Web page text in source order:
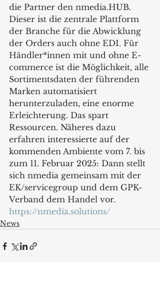
die Partner den nmedia.HUB.
Dieser ist die zentrale Plattform
der Branche für die Abwicklung
der Orders auch ohne EDI. Für
Händler*innen mit und ohne E-
commerce ist die Möglichkeit, alle
Sortimentsdaten der führenden
Marken automatisiert
herunterzuladen, eine enorme
Erleichterung. Das spart
Ressourcen. Näheres dazu
erfahren interessierte auf der
kommenden Ambiente vom 7. bis
zum 11. Februar 2025: Dann stellt
sich nmedia gemeinsam mit der
EK/servicegroup und dem GPK-
Verband dem Handel vor.
https://nmedia.solutions/
News